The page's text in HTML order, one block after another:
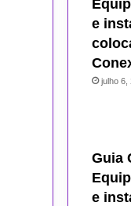
e
julho 6,
Guia
e